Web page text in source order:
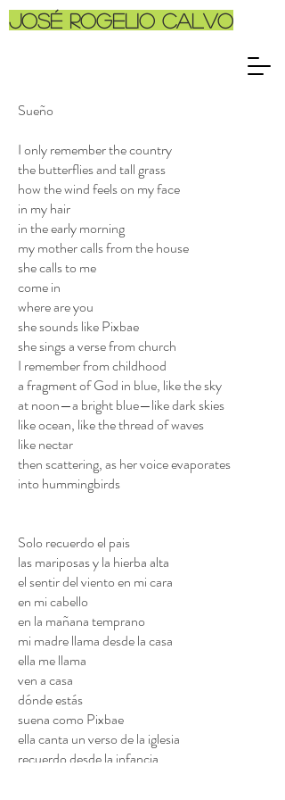
José Rogelio Calvo
Sueño
I only remember the country
the butterflies and tall grass
how the wind feels on my face
in my hair
in the early morning
my mother calls from the house
she calls to me
come in
where are you
she sounds like Pixbae
she sings a verse from church
I remember from childhood
a fragment of God in blue, like the sky
at noon—a bright blue—like dark skies
like ocean, like the thread of waves
like nectar
then scattering, as her voice evaporates
into hummingbirds
Solo recuerdo el pais
las mariposas y la hierba alta
el sentir del viento en mi cara
en mi cabello
en la mañana temprano
mi madre llama desde la casa
ella me llama
ven a casa
dónde estás
suena como Pixbae
ella canta un verso de la iglesia
recuerdo desde la infancia